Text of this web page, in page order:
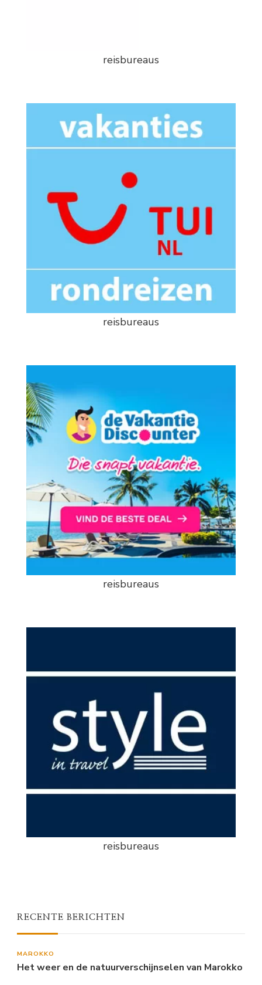
reisbureaus
reisbureaus
reisbureaus
reisbureaus
RECENTE BERICHTEN
MAROKKO
Het weer en de natuurverschijnselen van Marokko